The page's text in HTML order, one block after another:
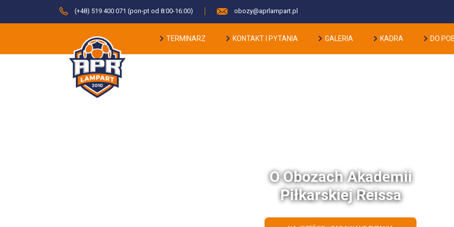
(+48) 519 400 071 (pon-pt od 8:00-16:00) obozy@aprlampart.pl
TERMINARZ KONTAKT I PYTANIA GALERIA KADRA DO
O Obozach Akademii
Piłkarskiej Reissa